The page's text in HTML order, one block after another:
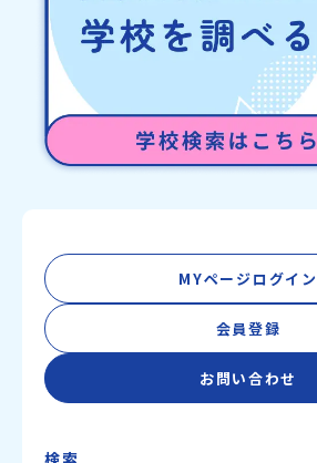
MYページログイン
会員登録
お問い合わせ
検索